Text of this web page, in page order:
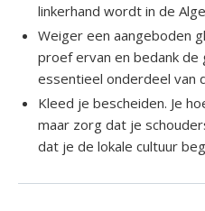
linkerhand wordt in de
Weiger een aangeboden
proef ervan en bedank
essentieel onderdeel van
Kleed je bescheiden. Je
maar zorg dat je
dat je de lokale cultuur